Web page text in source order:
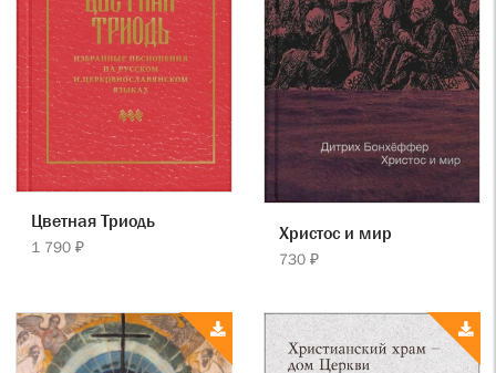
Цветная Триодь
1 790 ₽
Христос и мир
730 ₽